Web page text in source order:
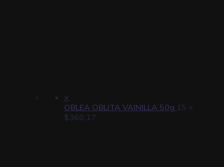
×
OBLEA OBLITA VAINILLA 50g 15 ×
$360,17